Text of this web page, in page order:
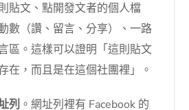
貼文、點開發文者的個人檔
數（讚、留言、分享）、一路
區。這樣可以證明「這則貼文
在，而且是在這個社團裡」。
列 。網址列裡有 Facebook 的